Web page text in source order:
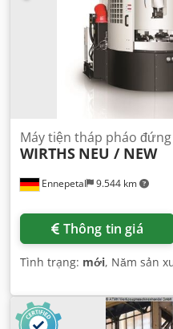
, tải trọng bàn:10.000 kg
năm đại tu cuối cùng:2024,
Ennepetal 9.544 km
Máy tiện tháp pháo
WIRTHS NEU / NEW
Thông tin giá
Tình trạng: mới, Năm sản